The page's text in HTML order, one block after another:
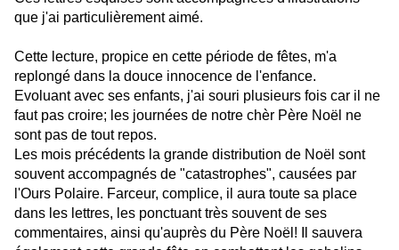
que j'ai particulièrement aimé.
Cette lecture, propice en cette période de fêtes, m'a
replongé dans la douce innocence de l'enfance.
Evoluant avec ses enfants, j'ai souri plusieurs fois car il ne
faut pas croire; les journées de notre chèr Père Noël ne
sont pas de tout repos.
Les mois précédents la grande distribution de Noël sont
souvent accompagnés de "catastrophes", causées par
l'Ours Polaire. Farceur, complice, il aura toute sa place
dans les lettres, les ponctuant très souvent de ses
commentaires, ainsi qu'auprès du Père Noël! Il sauvera